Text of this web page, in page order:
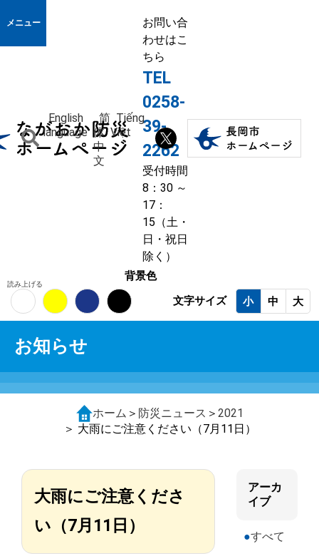
メニュー
お問い合
わせはこ
ちら
TEL
0258-
39-
2262
受付時間
8：30 ～
17：
15（土・
日・祝日
除く）
English
language
简
体
中
文
Tiếng
Việt
読み上げる
背景色
文字サイズ
小 中 大
お知らせ
ホーム ＞ 防災ニュース ＞ 2021
＞ 大雨にご注意ください（7月11日）
大雨にご注意くださ
い（7月11日）
アーカ
イブ
すべて